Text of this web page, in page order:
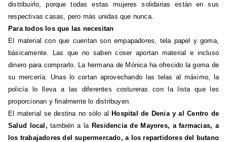
distribuirlo, porque todas estas mujeres solidarias están en sus
respectivas casas, pero más unidas que nunca.
Para todos los que las necesitan
El material con que cuentan son empapadores, tela papel y goma,
básicamente. Las que no saben coser aportan material e incluso
dinero para comprarlo. La hermana de Mónica ha ofrecido la goma de
su mercería. Unas lo cortan aprovechando las telas al máximo, la
policía lo lleva a las diferentes costureras con la lista que les
proporcionan y finalmente lo distribuyen.
El material se destina no sólo al Hospital de Denia y al Centro de
Salud local, también a la Residencia de Mayores, a farmacias, a
los trabajadores del supermercado, a los repartidores del butano